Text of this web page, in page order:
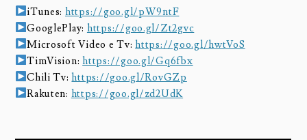
iTunes: https://goo.gl/pW9ntF
GooglePlay: https://goo.gl/Zt2gvc
Microsoft Video e Tv:https://goo.gl/hwtVoS
TimVision:https://goo.gl/Gq6fbx
Chili Tv:https://goo.gl/RovGZp
Rakuten: https://goo.gl/zd2UdK